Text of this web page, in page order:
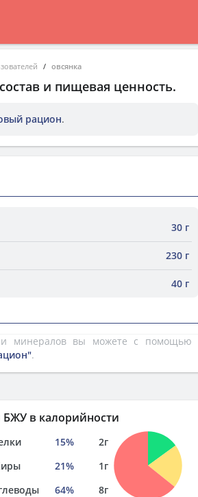
овсянка
и пищевая ценность.
рацион.
30 г
230 г
40 г
и минералов вы можете с помощью
.
БЖУ в калорийности
15% 2г
21% 1г
64% 8г